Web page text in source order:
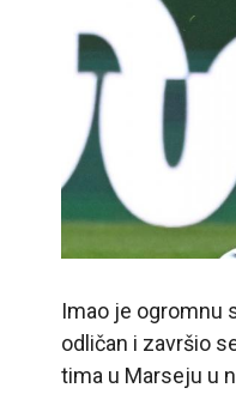
Imao je ogromnu
odličan i završio
tima u Marseju u